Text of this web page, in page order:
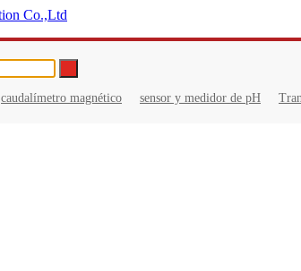
caudalímetro magnético sensor y medidor de pH